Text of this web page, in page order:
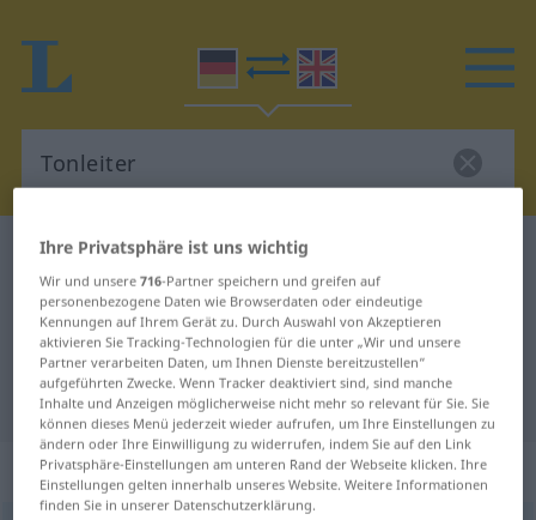
Deutsch-Englisch Wörterbuch
Deutsch-Englisch Übersetzung für
"Tonleiter"
"Tonleiter" Englisch Übersetzung
„Tonleiter“: Femininum
Ihre Privatsphäre ist uns wichtig
Wir und unsere716-Partner speichern und greifen auf
personenbezogene Daten wie Browserdaten oder eindeutige
Kennungen auf Ihrem Gerät zu. Durch Auswahl von Akzeptieren
aktivieren Sie Tracking-Technologien für die unter „Wir und unsere
Partner verarbeiten Daten, um Ihnen Dienste bereitzustellen“
aufgeführten Zwecke. Wenn Tracker deaktiviert sind, sind manche
Inhalte und Anzeigen möglicherweise nicht mehr so relevant für Sie. Sie
können dieses Menü jederzeit wieder aufrufen, um Ihre Einstellungen zu
ändern oder Ihre Einwilligung zu widerrufen, indem Sie auf den Link
Privatsphäre-Einstellungen am unteren Rand der Webseite klicken. Ihre
Einstellungen gelten innerhalb unseres Website. Weitere Informationen
finden Sie in unserer Datenschutzerklärung.